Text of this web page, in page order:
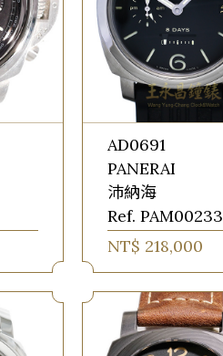
AD0691
PANERAI
沛納海
Ref. PAM00233
NT$ 218,000